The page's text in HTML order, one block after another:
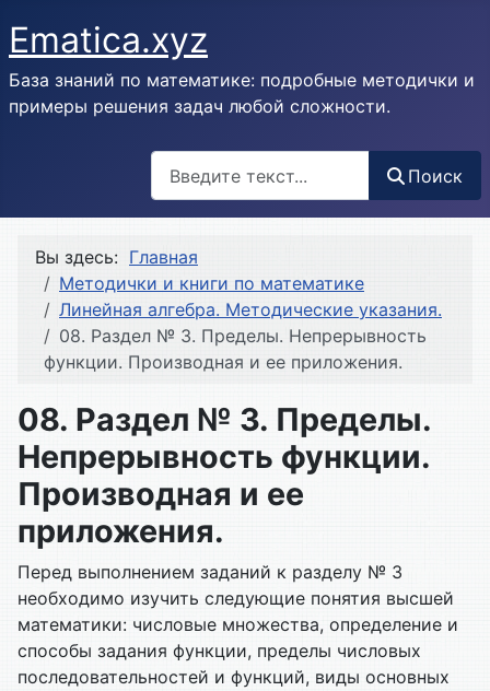
Ematica.xyz
База знаний по математике: подробные методички и
примеры решения задач любой сложности.
Поиск
Вы здесь: Главная
Методички и книги по математике
Линейная алгебра. Методические указания.
08. Раздел № 3. Пределы. Непрерывность
функции. Производная и ее приложения.
08. Раздел № 3. Пределы.
Непрерывность функции.
Производная и ее
приложения.
Перед выполнением заданий к разделу № 3
необходимо изучить следующие понятия высшей
математики: числовые множества, определение и
способы задания функции, пределы числовых
последовательностей и функций, виды основных